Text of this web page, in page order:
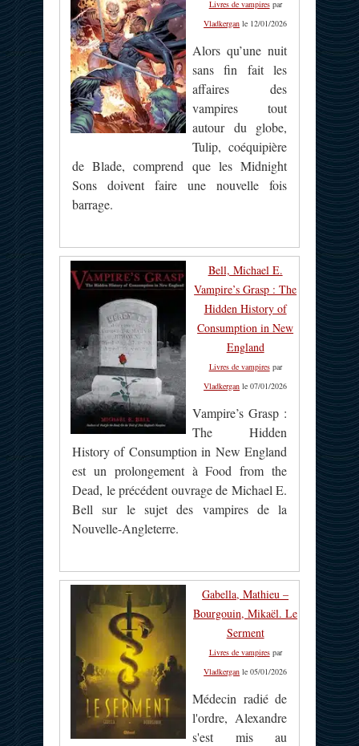
Livres de vampirespar
Vladkergan le 12/01/2026
Alors qu’une nuit
sans fin fait les
affaires des
vampires tout
autour du globe,
Tulip, coéquipière
de Blade, comprend que les Midnight
Sons doivent faire une nouvelle fois
barrage.
Bell, Michael E.
Vampire’s Grasp : The
Hidden History of
Consumption in New
England
Livres de vampirespar
Vladkergan le 07/01/2026
Vampire’s Grasp :
The Hidden
History of Consumption in New England
est un prolongement à Food from the
Dead, le précédent ouvrage de Michael E.
Bell sur le sujet des vampires de la
Nouvelle-Angleterre.
Gabella, Mathieu –
Bourgouin, Mikaël. Le
Serment
Livres de vampirespar
Vladkergan le 05/01/2026
Médecin radié de
l'ordre, Alexandre
s'est mis au